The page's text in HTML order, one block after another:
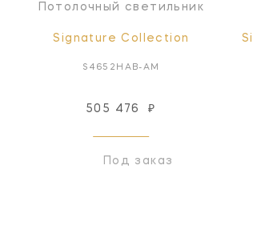
Потолочный светильник
Signature Collection
S4652HAB-AM
505 476 ₽
Под заказ